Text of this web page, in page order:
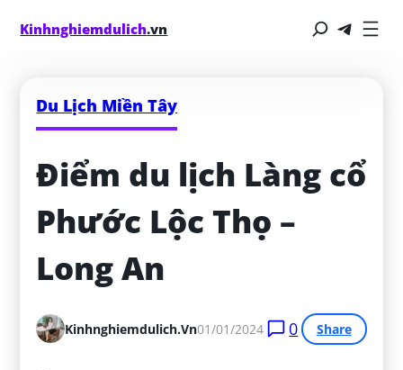
Kinhnghiemdulich.vn
Du Lịch Miền Tây
Điểm du lịch Làng cổ
Phước Lộc Thọ –
Long An
Kinhnghiemdulich.vn01/01/2024 0 Share